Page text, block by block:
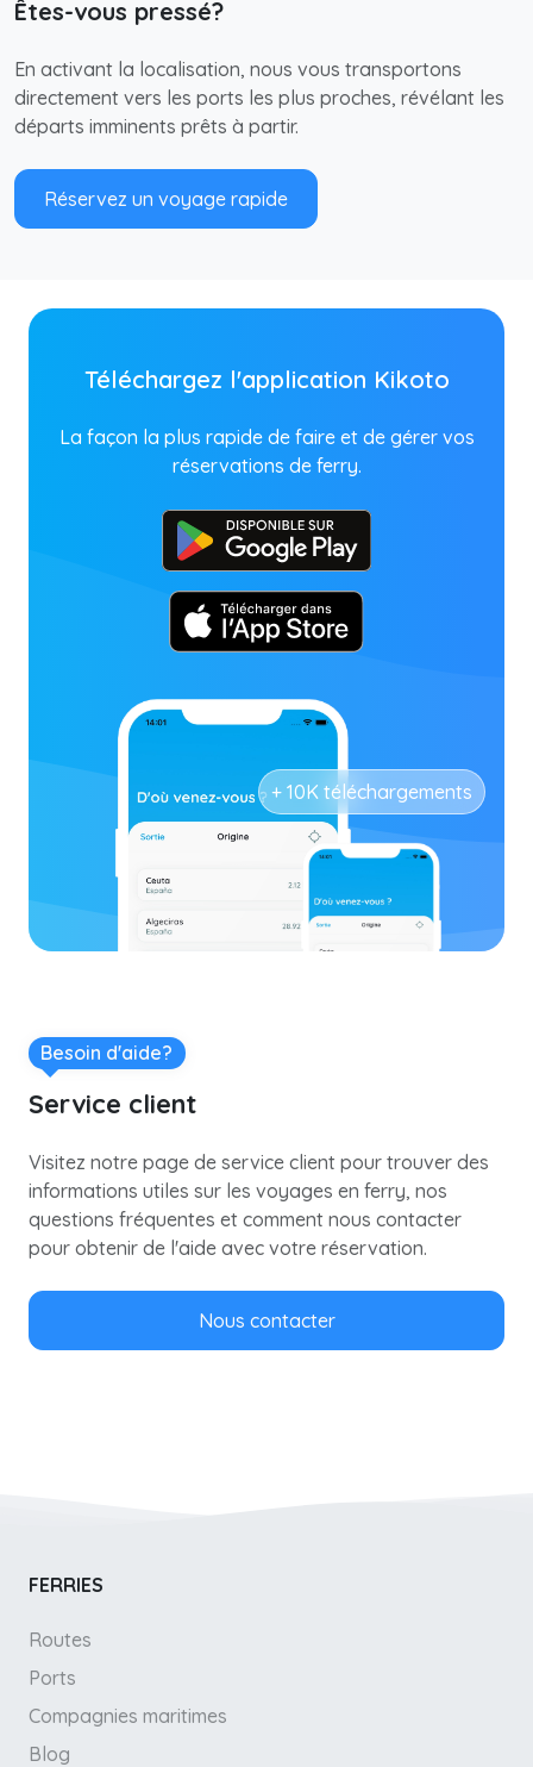
Êtes-vous pressé?
En activant la localisation, nous vous transportons
directement vers les ports les plus proches, révélant les
départs imminents prêts à partir.
Réservez un voyage rapide
Téléchargez l'application Kikoto
La façon la plus rapide de faire et de gérer vos
réservations de ferry.
+ 10K téléchargements
Besoin d'aide?
Service client
Visitez notre page de service client pour trouver des
informations utiles sur les voyages en ferry, nos
questions fréquentes et comment nous contacter
pour obtenir de l'aide avec votre réservation.
Nous contacter
FERRIES
Routes
Ports
Compagnies maritimes
Blog